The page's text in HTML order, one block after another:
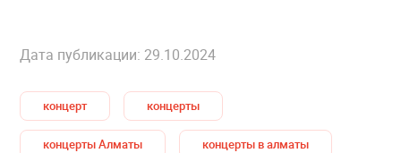
Дата публикации: 29.10.2024
концерт концерты
концерты Алматы концерты в алматы